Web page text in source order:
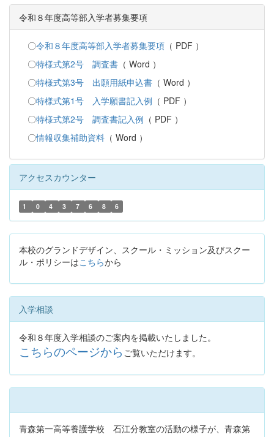
令和８年度高等部入学者募集要項
〇令和８年度高等部入学者募集要項 （ PDF ）
〇特様式第2号 調査書 （ Word ）
〇特様式第3号 出願用紙申込書 （ Word ）
〇特様式第1号 入学願書記入例 （ PDF ）
〇特様式第2号 調査書記入例 （ PDF ）
〇情報収集補助資料 （ Word ）
アクセスカウンター
1 0 4 3 7 6 8 6
本校のグランドデザイン、スクール・ミッション及びスクー
ル・ポリシーはこちらから
入学相談
令和８年度入学相談のご案内を掲載いたしました。
こちらのページから ご覧いただけます。
青森第一高等養護学校 石江分教室の活動の様子が、青森第